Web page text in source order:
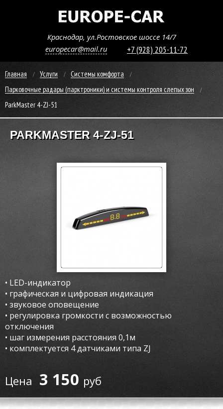
Краснодар, ул.Ростовское шоссе 14/7
europecar@mail.ru
+7 (928) 205-11-72
Главная Услуги
Системы комфорта
Парковочные радары (парктроники) и системы контроля слепых зон
ParkMaster 4-ZJ-51
PARKMASTER 4-ZJ-51
• LED-индикатор
• графическая и цифровая индикация
• звуковое оповещение
• регулировка громкости с возможностью
отключения
• шаг измерения расстояния 0,1м
• комплектуется 4 датчиками типа ZJ
3 150 руб